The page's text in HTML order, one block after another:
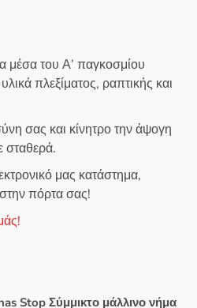
του Α’ παγκοσμίου
πλεξίματος, ραπτικής και
σας και κίνητρο την άψογη
σταθερά.
μας κατάστημα,
πόρτα σας!
Stop Σύμμικτο μάλλινο νήμα